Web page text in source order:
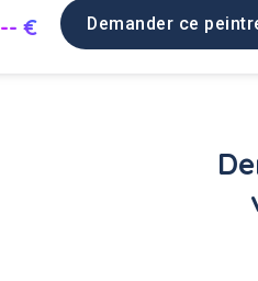
-- € Demander ce